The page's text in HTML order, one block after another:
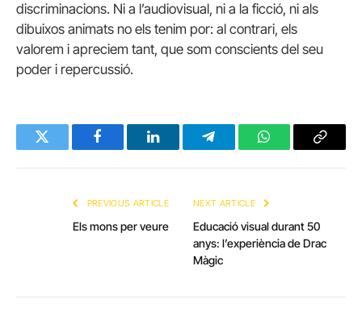
discriminacions. Ni a l’audiovisual, ni a la ficció, ni als
dibuixos animats no els tenim por: al contrari, els
valorem i apreciem tant, que som conscients del seu
poder i repercussió.
Twitter FacebookLinkedInTelegramWhatsAppCopy
PREVIOUS ARTICLE
Els mons per veure
NEXT ARTICLE
Educació visual durant 50
anys: l’experiència de Drac
Màgic